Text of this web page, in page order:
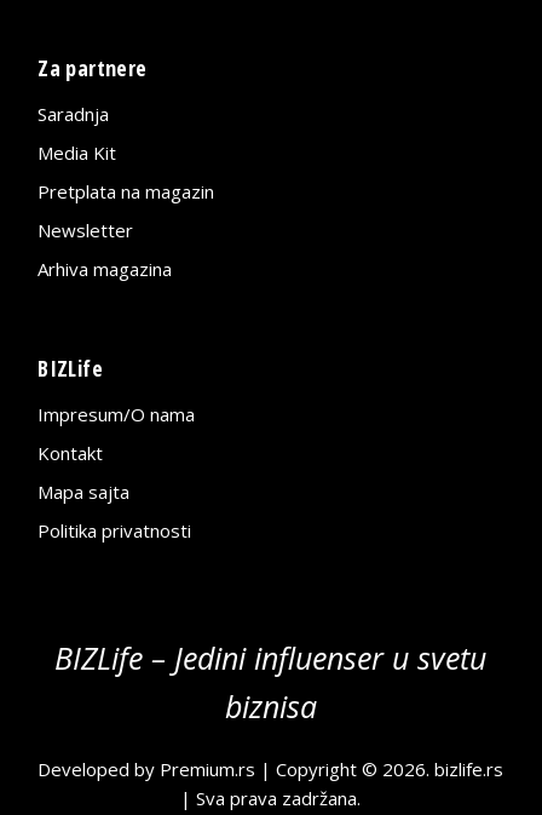
Za partnere
Saradnja
Media Kit
Pretplata na magazin
Newsletter
Arhiva magazina
BIZLife
Impresum/O nama
Kontakt
Mapa sajta
Politika privatnosti
BIZLife – Jedini influenser u svetu
biznisa
Developed by Premium.rs | Copyright © 2026.bizlife.rs
| Sva prava zadržana.